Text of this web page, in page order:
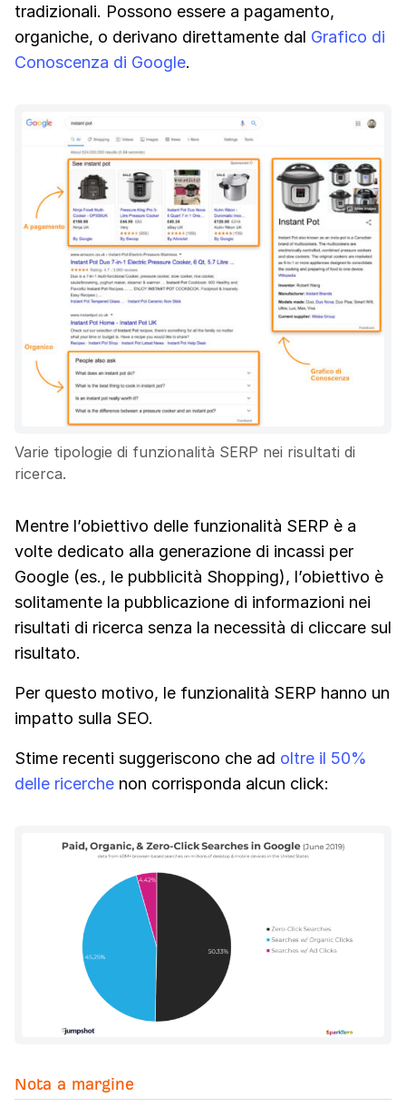
tradizionali. Possono essere a pagamento,
organiche, o derivano direttamente dal Grafico di
Conoscenza di Google.
Varie tipologie di funzionalità SERP nei risultati di
ricerca.
Mentre l’obiettivo delle funzionalità SERP è a
volte dedicato alla generazione di incassi per
Google (es., le pubblicità Shopping), l’obiettivo è
solitamente la pubblicazione di informazioni nei
risultati di ricerca senza la necessità di cliccare sul
risultato.
Per questo motivo, le funzionalità SERP hanno un
impatto sulla SEO.
Stime recenti suggeriscono che ad oltre il 50%
delle ricerche non corrisponda alcun click:
Nota a margine